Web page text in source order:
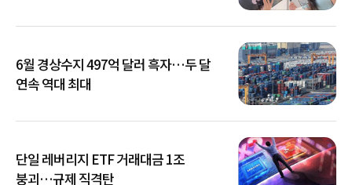
6월 경상수지 497억 달러 흑자…두 달
연속 역대 최대
단일 레버리지 ETF 거래대금 1조
붕괴…규제 직격탄